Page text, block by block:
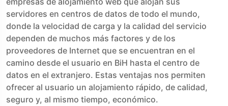
servidores en centros de datos de todo el mundo,
donde la velocidad de carga y la calidad del servicio
dependen de muchos más factores y de los
proveedores de Internet que se encuentran en el
camino desde el usuario en BiH hasta el centro de
datos en el extranjero. Estas ventajas nos permiten
ofrecer al usuario un alojamiento rápido, de calidad,
seguro y, al mismo tiempo, económico.